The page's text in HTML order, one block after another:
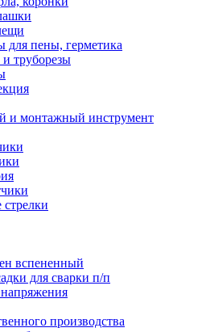
для пены, герметика
труборезы
и монтажный инструмент
стрелки
вспененный
для сварки п/п
производства